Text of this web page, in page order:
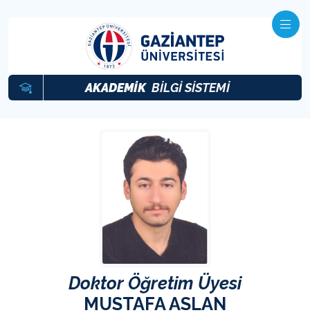
AKADEMİK BİLGİ SİSTEMİ
Doktor Öğretim Üyesi
MUSTAFA ASLAN